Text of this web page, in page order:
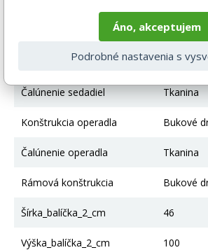
38
Konštrukcia sedadla Pena,
Čalúnenie sedadiel Tkanina
Konštrukcia operadla Bukové
Čalúnenie operadla Tkanina
Rámová konštrukcia Bukové
Šírka_balíčka_2_cm 46
Výška_balíčka_2_cm 100
Áno, akceptujem
Podrobné nastavenia s